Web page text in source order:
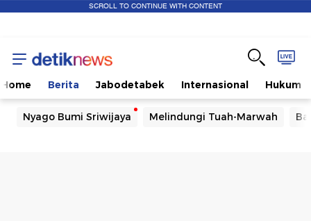
SCROLL TO CONTINUE WITH CONTENT
Home Berita Jabodetabek Internasional Hukum
Nyago Bumi Sriwijaya Melindungi Tuah-Marwah